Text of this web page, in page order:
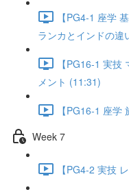
【PG4-1 座学
ランカとインドの違
【PG16-1 実技
メント (11:31)
【PG16-1 座
Week 7
【PG4-2 実技